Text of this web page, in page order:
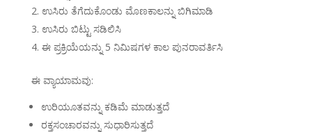
ಉಸಿರು ತೆಗೆದುಕೊಂಡು ಮೊಣಕಾಲನ್ನು ಬಿಗಿಮಾಡಿ
ಉಸಿರು ಬಿಟ್ಟು ಸಡಿಲಿಸಿ
ಈ ಪ್ರಕ್ರಿಯೆಯನ್ನು 5 ನಿಮಿಷಗಳ ಕಾಲ ಪುನರಾವರ್ತಿಸಿ
ಈ ವ್ಯಾಯಾಮವು:
ಉರಿಯೂತವನ್ನು ಕಡಿಮೆ ಮಾಡುತ್ತದೆ
ರಕ್ತಸಂಚಾರವನ್ನು ಸುಧಾರಿಸುತ್ತದೆ